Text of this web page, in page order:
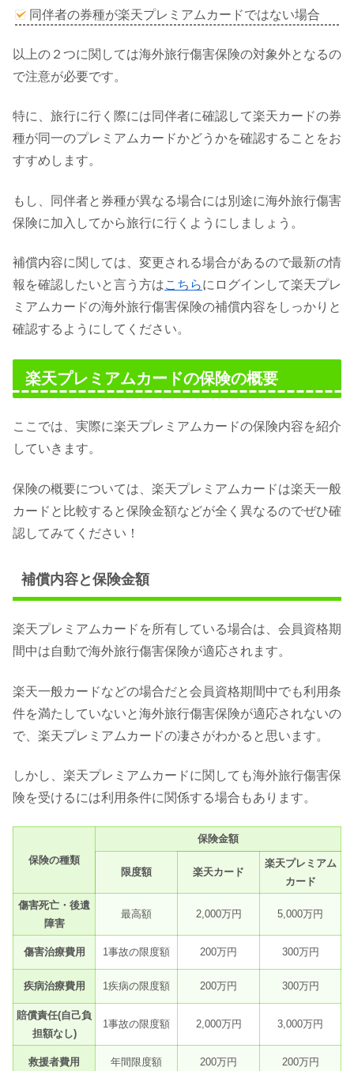
同伴者の券種が楽天プレミアムカードではない場合
以上の２つに関しては海外旅行傷害保険の対象外となるの
で注意が必要です。
特に、旅行に行く際には同伴者に確認して楽天カードの券
種が同一のプレミアムカードかどうかを確認することをお
すすめします。
もし、同伴者と券種が異なる場合には別途に海外旅行傷害
保険に加入してから旅行に行くようにしましょう。
補償内容に関しては、変更される場合があるので最新の情
報を確認したいと言う方はこちらにログインして楽天プレ
ミアムカードの海外旅行傷害保険の補償内容をしっかりと
確認するようにしてください。
楽天プレミアムカードの保険の概要
ここでは、実際に楽天プレミアムカードの保険内容を紹介
していきます。
保険の概要については、楽天プレミアムカードは楽天一般
カードと比較すると保険金額などが全く異なるのでぜひ確
認してみてください！
補償内容と保険金額
楽天プレミアムカードを所有している場合は、会員資格期
間中は自動で海外旅行傷害保険が適応されます。
楽天一般カードなどの場合だと会員資格期間中でも利用条
件を満たしていないと海外旅行傷害保険が適応されないの
で、楽天プレミアムカードの凄さがわかると思います。
しかし、楽天プレミアムカードに関しても海外旅行傷害保
険を受けるには利用条件に関係する場合もあります。
保険の種類
保険金額
限度額 楽天カード
楽天プレミアム
カード
傷害死亡・後遺
障害
最高額 2,000万円 5,000万円
傷害治療費用 1事故の限度額 200万円 300万円
疾病治療費用 1疾病の限度額 200万円 300万円
賠償責任(自己負
担額なし)
1事故の限度額 2,000万円 3,000万円
救援者費用 年間限度額 200万円 200万円